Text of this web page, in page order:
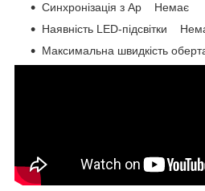
Синхронізація з Ap Немає
Наявність LED-підсвітки
Максимальна швидкість